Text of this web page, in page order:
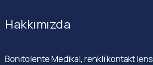
Hakkımızda
Bonitolente Medikal, renkli kontakt